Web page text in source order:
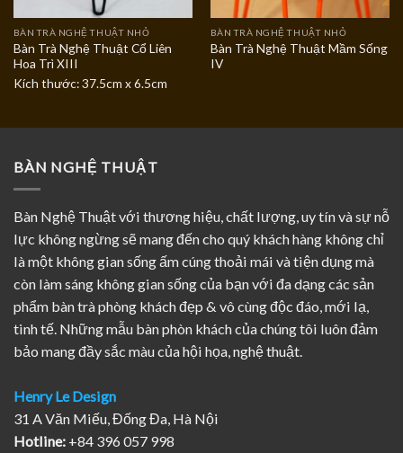
BÀN TRÀ NGHỆ THUẬT NHỎ
Bàn Trà Nghệ Thuật Cổ Liên
Hoa Trì XIII
Kích thước: 37.5cm x 6.5cm
BÀN TRÀ NGHỆ THUẬT NHỎ
Bàn Trà Nghệ Thuật Mầm Sống
IV
BÀN NGHỆ THUẬT
Bàn Nghệ Thuật với thương hiệu, chất lượng, uy tín và sự nỗ
lực không ngừng sẽ mang đến cho quý khách hàng không chỉ
là một không gian sống ấm cúng thoải mái và tiện dụng mà
còn làm sáng không gian sống của bạn với đa dạng các sản
phẩm bàn trà phòng khách đẹp & vô cùng độc đáo, mới lạ,
tinh tế. Những mẫu bàn phòn khách của chúng tôi luôn đảm
bảo mang đầy sắc màu của hội họa, nghệ thuật.
Henry Le Design
31 A Văn Miếu, Đống Đa, Hà Nội
Hotline: +84 396 057 998